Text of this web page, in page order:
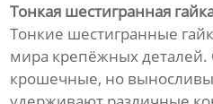
О нас
Контакты
Тонкая шестигранная
Тонкие шестигранные
мира крепёжных деталей.
крошечные, но